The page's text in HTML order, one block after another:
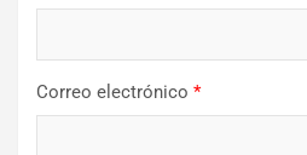
Correo electrónico *